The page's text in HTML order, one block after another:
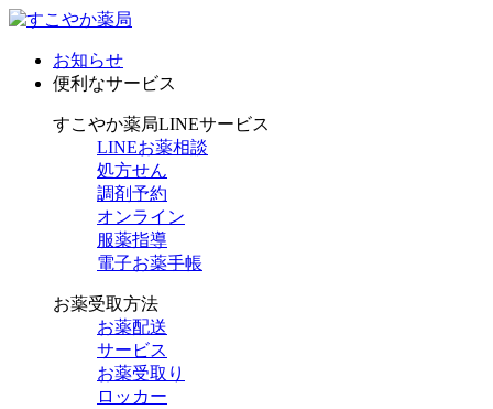
お知らせ
便利なサービス
すこやか薬局LINEサービス
LINEお薬相談
処方せん
調剤予約
オンライン
服薬指導
電子お薬手帳
お薬受取方法
お薬配送
サービス
お薬受取り
ロッカー